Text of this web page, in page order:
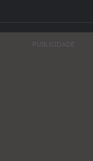
PUBLICIDADE